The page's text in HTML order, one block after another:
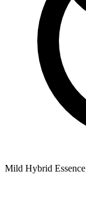
Mild Hybrid Essence